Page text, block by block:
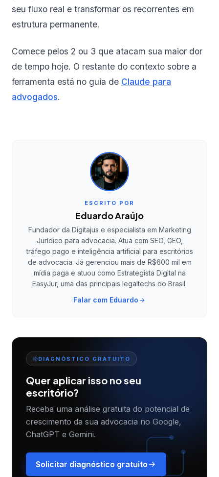
seu fluxo real e transformar os recorrentes em
estrutura permanente.
Comece pelos 2 ou 3 que atacam sua maior dor
de tempo hoje. O restante do contexto sobre a
ferramenta está no guia de Claude para
advogados.
ESCRITO POR
Eduardo Araújo
Fundador da Digitajus e especialista em Marketing
Jurídico para advocacia. Atua com SEO, GEO,
tráfego pago e inteligência artificial para escritórios
de advocacia. Já gerenciou mais de R$600 mil em
mídia paga e atuou como Estrategista Digital na
EasyJur, uma das principais legaltechs do Brasil.
Falar com Eduardo
DIAGNÓSTICO GRATUITO
Quer aplicar isso no seu
escritório?
Receba uma análise gratuita do potencial de
crescimento da sua advocacia no Google,
ChatGPT e Gemini.
Solicitar diagnóstico gratuito